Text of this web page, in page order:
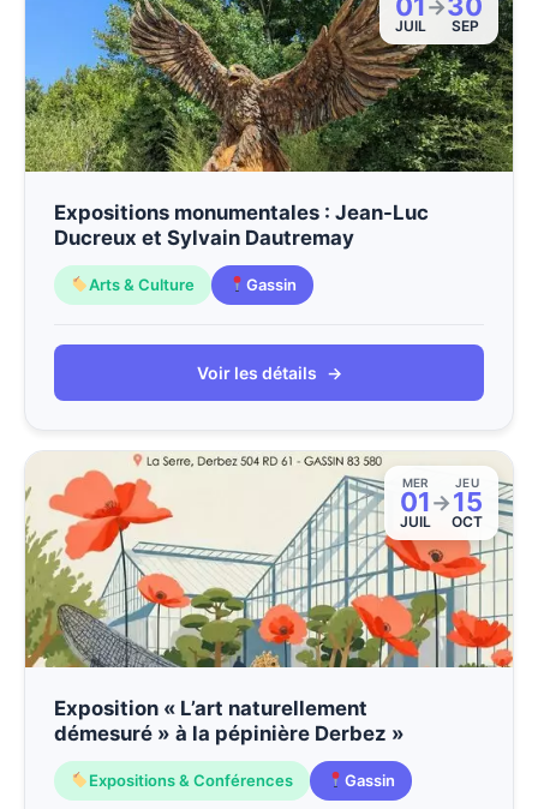
JUIL
→
SEP
Expositions monumentales : Jean-Luc
Ducreux et Sylvain Dautremay
Arts & Culture Gassin
Voir les détails →
MER
01
JUIL
→
JEU
15
OCT
Exposition « L’art naturellement
démesuré » à la pépinière Derbez »
Expositions & Conférences Gassin